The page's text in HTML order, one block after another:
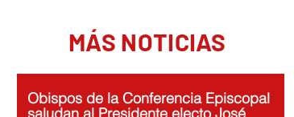
MÁS NOTICIAS
Obispos de la Conferencia Episcopal